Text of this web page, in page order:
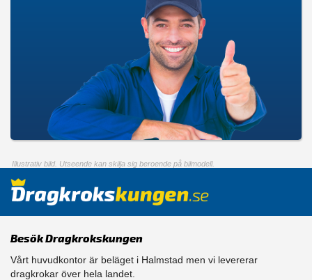
Illustrativ bild. Utseende kan skilja sig beroende på bilmodell.
Besök Dragkrokskungen
Vårt huvudkontor är beläget i Halmstad men vi levererar
dragkrokar över hela landet.